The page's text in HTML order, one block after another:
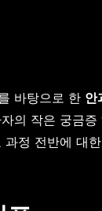
바탕으로 한 안
작은 궁금
과정 전반에 대한